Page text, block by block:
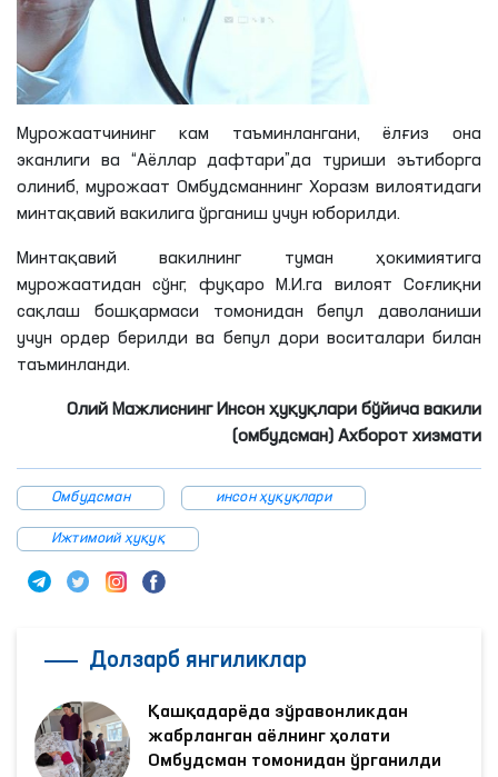
Мурожаатчининг кам таъминлангани, ёлғиз она
эканлиги ва “Аёллар дафтари”да туриши эътиборга
олиниб, мурожаат Омбудсманнинг Хоразм вилоятидаги
минтақавий вакилига ўрганиш учун юборилди.
Минтақавий вакилнинг туман ҳокимиятига
мурожаатидан сўнг, фуқаро М.И.га вилоят Соғлиқни
сақлаш бошқармаси томонидан бепул даволаниши
учун ордер берилди ва бепул дори воситалари билан
таъминланди.
Олий Мажлиснинг Инсон ҳуқуқлари бўйича вакили
(омбудсман) Ахборот хизмати
Омбудсман инсон ҳуқуқлари
Ижтимоий ҳуқуқ
Долзарб янгиликлар
Қашқадарёда зўравонликдан
жабрланган аёлнинг ҳолати
Омбудсман томонидан ўрганилди